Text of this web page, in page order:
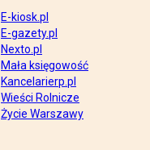
E-kiosk.pl
E-gazety.pl
Nexto.pl
Mała księgowość
Kancelarierp.pl
Wieści Rolnicze
Życie Warszawy